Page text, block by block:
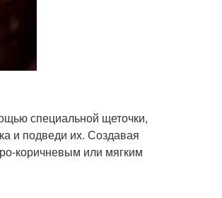
специальной щеточки,
и подведи их. Создавая
коричневым или мягким